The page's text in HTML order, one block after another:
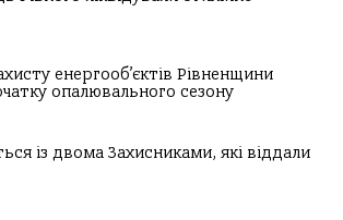
енергооб’єктів Рівненщини
опалювального сезону
із двома Захисниками, які віддали